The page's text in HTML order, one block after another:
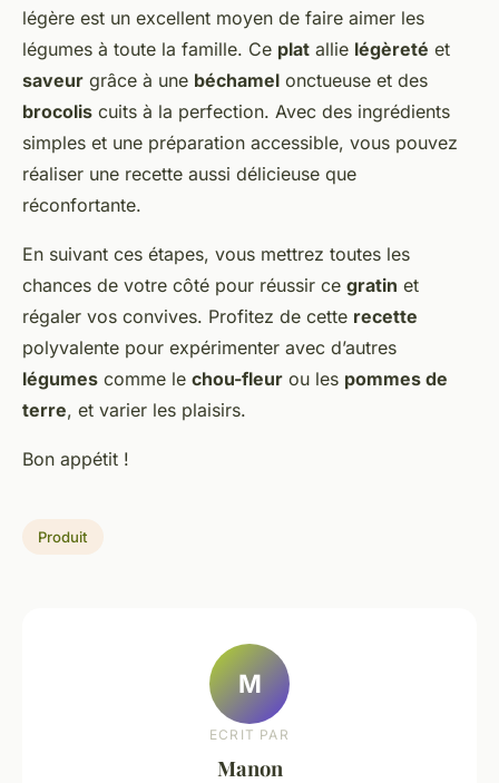
légère est un excellent moyen de faire aimer les
légumes à toute la famille. Ce plat allie légèreté et
saveur grâce à une béchamel onctueuse et des
brocolis cuits à la perfection. Avec des ingrédients
simples et une préparation accessible, vous pouvez
réaliser une recette aussi délicieuse que
réconfortante.
En suivant ces étapes, vous mettrez toutes les
chances de votre côté pour réussir ce gratin et
régaler vos convives. Profitez de cette recette
polyvalente pour expérimenter avec d’autres
légumes comme le chou-fleur ou les pommes de
terre, et varier les plaisirs.
Bon appétit !
Produit
M
ECRIT PAR
Manon